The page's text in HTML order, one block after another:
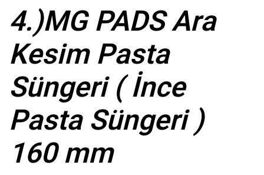
4.)MG PADS Ara
Kesim Pasta
Süngeri ( İnce
Pasta Süngeri )
160 mm